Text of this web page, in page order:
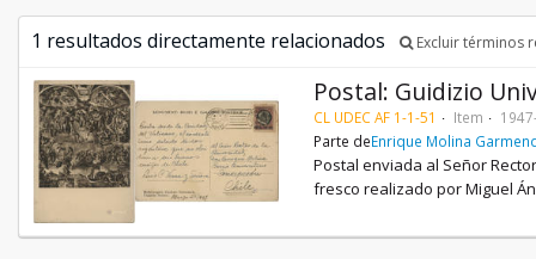
1 resultados directamente relacionados Excluir términos
Postal: Guidizio
CL UDEC AF 1-1-51 Item
Parte deEnrique Molina
Postal enviada al Señor
fresco realizado por Miguel